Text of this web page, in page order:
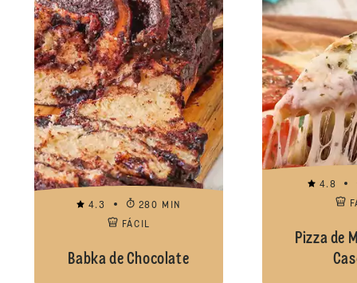
4.3
280 MIN
FÁCIL
Babka de Chocolate
4.8
Pizza de